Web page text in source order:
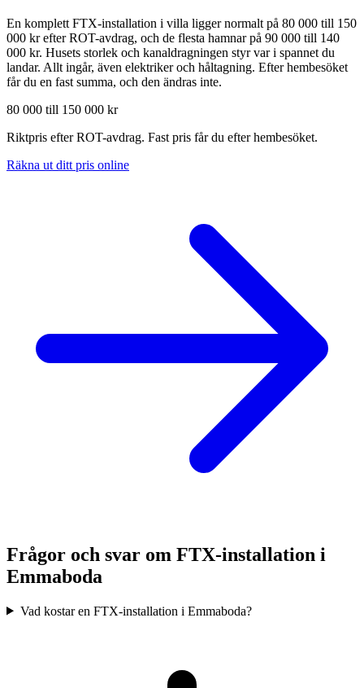
En komplett FTX-installation i villa ligger normalt på 80 000 till 150
000 kr efter ROT-avdrag, och de flesta hamnar på 90 000 till 140
000 kr. Husets storlek och kanaldragningen styr var i spannet du
landar. Allt ingår, även elektriker och håltagning. Efter hembesöket
får du en fast summa, och den ändras inte.
80 000 till 150 000 kr
Riktpris efter ROT-avdrag. Fast pris får du efter hembesöket.
Räkna ut ditt pris online
Frågor och svar om FTX-installation i
Emmaboda
Vad kostar en FTX-installation i Emmaboda?